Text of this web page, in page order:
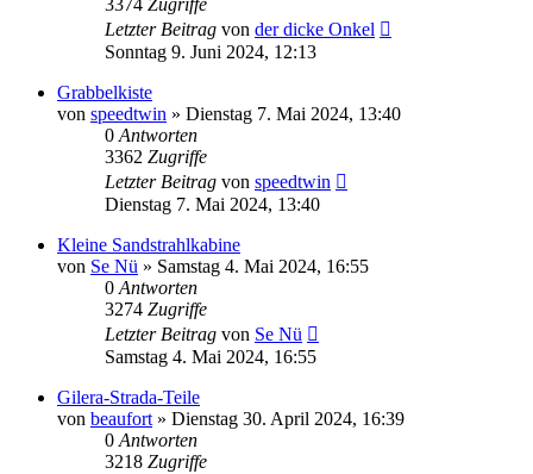
Letzter Beitrag von der dicke Onkel
Sonntag 9. Juni 2024, 12:13
Grabbelkiste
von speedtwin » Dienstag 7. Mai 2024, 13:40
0 Antworten
3362 Zugriffe
Letzter Beitrag von speedtwin
Dienstag 7. Mai 2024, 13:40
Kleine Sandstrahlkabine
von Se Nü » Samstag 4. Mai 2024, 16:55
0 Antworten
3274 Zugriffe
Letzter Beitrag von Se Nü
Samstag 4. Mai 2024, 16:55
Gilera-Strada-Teile
von beaufort » Dienstag 30. April 2024, 16:39
0 Antworten
3218 Zugriffe